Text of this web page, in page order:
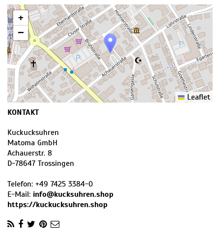
+
−
Leaflet
KONTAKT
Kuckucksuhren
Matoma GmbH
Achauerstr. 8
D-78647 Trossingen
Telefon: +49 7425 3384-0
E-Mail: info@kucksuhren.shop
https://kuckucksuhren.shop